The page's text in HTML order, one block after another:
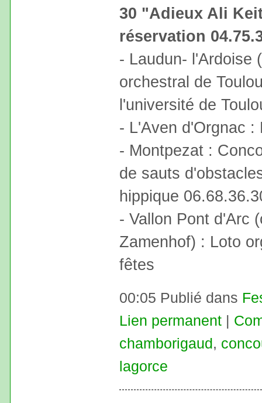
30 "Adieux Ali
réservation
- Laudun- l'Ardoise
orchestral de
l'université de
- L'Aven d'Orgnac :
- Montpezat :
de sauts
hippique
- Vallon Pont d'Arc
Zamenhof) : Loto
fêtes
00:05 Publié dans
Lien permanent
chamborigaud ,
lagorce